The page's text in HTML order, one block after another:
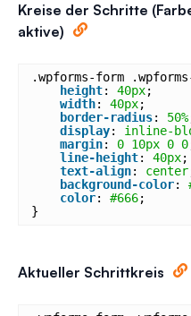
Kreise der Schritte
aktive)
.wpforms-form
height: 40px;
width: 40px;
border-radius: 50%
display: inline-
margin: 0 10px 0 0
line-height: 40px;
text-align: center
background-color:
color: #666;
}
Aktueller Schrittkreis